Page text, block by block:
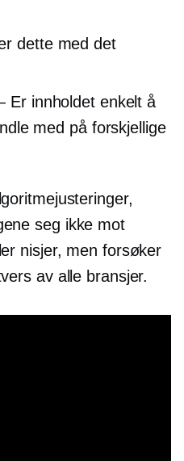
dette med det
innholdet enkelt å
med på forskjellige
seg ikke mot
nisjer, men forsøker
av alle bransjer.